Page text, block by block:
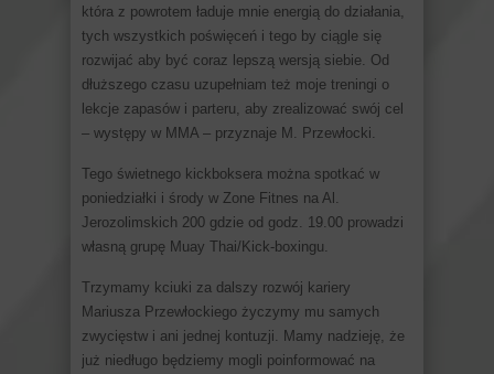
która z powrotem ładuje mnie energią do działania,
tych wszystkich poświęceń i tego by ciągle się
rozwijać aby być coraz lepszą wersją siebie. Od
dłuższego czasu uzupełniam też moje treningi o
lekcje zapasów i parteru, aby zrealizować swój cel
– występy w MMA – przyznaje M. Przewłocki.
Tego świetnego kickboksera można spotkać w
poniedziałki i środy w Zone Fitnes na Al.
Jerozolimskich 200 gdzie od godz. 19.00 prowadzi
własną grupę Muay Thai/Kick-boxingu.
Trzymamy kciuki za dalszy rozwój kariery
Mariusza Przewłockiego życzymy mu samych
zwycięstw i ani jednej kontuzji. Mamy nadzieję, że
już niedługo będziemy mogli poinformować na